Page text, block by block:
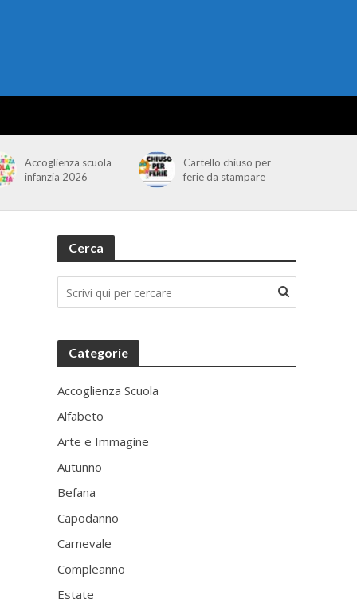
Accoglienza scuola
infanzia 2026
Cartello chiuso per
ferie da stampare
Cerca
Categorie
Accoglienza Scuola
Alfabeto
Arte e Immagine
Autunno
Befana
Capodanno
Carnevale
Compleanno
Estate